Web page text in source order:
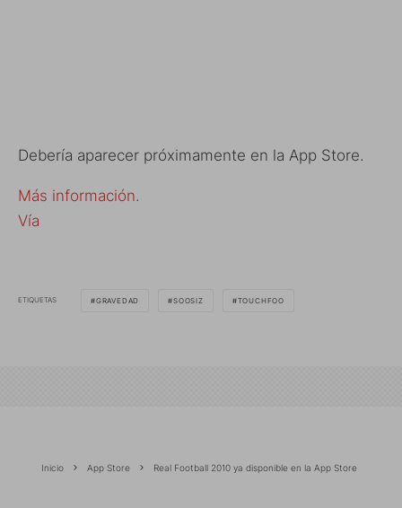
Debería aparecer próximamente en la App Store.
Más información.
Vía
ETIQUETAS GRAVEDAD SOOSIZ TOUCHFOO
Inicio App Store Real Football 2010 ya disponible en la App Store